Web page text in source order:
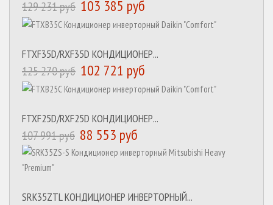
129 231 руб 103 385 руб
FTXF35D/RXF35D КОНДИЦИОНЕР...
125 270 руб 102 721 руб
FTXF25D/RXF25D КОНДИЦИОНЕР...
107 991 руб 88 553 руб
SRK35ZTL КОНДИЦИОНЕР ИНВЕРТОРНЫЙ...